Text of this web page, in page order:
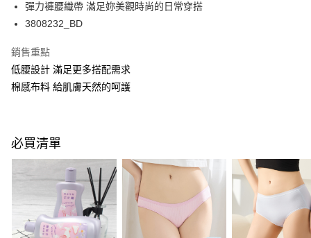
全盈+PAY
相關說明
【關於「AFTEE先享後付」】
AFTEE先享後付是「在收到商品之後才付款」的支付方式。 讓您購物簡單
【「AFTEE先享後付」結帳流程】
１．於結帳方式選擇「AFTEE先享後付」後，將跳轉至「AFTEE先享後付」
結帳頁面，進行簡訊認證並確認金額後，即可完成結帳。
２．訂單成立數日內，您將收到繳費通知簡訊。
３．收到繳費通知簡訊後14天內，點擊此簡訊中的連結，可透過四大超商／
ATM／網路銀行／等多元方式進行付款，方視為交易完成。
※ 請注意：結帳手續完成當下不需立刻繳費，但若您需要取消訂單，請聯絡
ATM付款
全家取付
付款後全家取貨
每筆NT$100，滿NT$1,500(含以上)免運費
7-11取付
彈力褲腰織帶 滿足妳美觀時尚的日常穿搭
3808232_BD
銷售重點
低腰設計 滿足更多搭配需求
棉感布料 給肌膚天然的呵護
必買清單